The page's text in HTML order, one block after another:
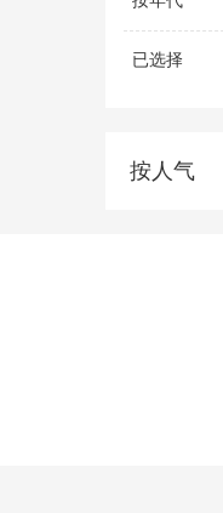
已选择
按人气